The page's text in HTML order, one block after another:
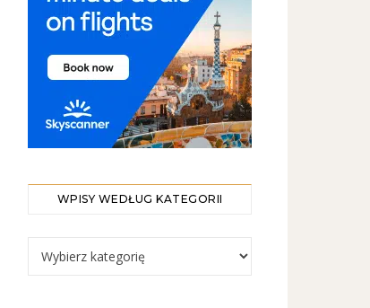
WPISY WEDŁUG KATEGORII
WPISY WEDŁUG KATEGORII